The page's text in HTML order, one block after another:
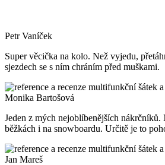
Petr Vaníček
Super věcička na kolo. Než vyjedu,
sjezdech se s ním chráním před muškami.
Monika Bartošová
Jeden z mých nejoblíbenějších nákrčníků.
běžkách i na snowboardu. Určitě je to
Jan Mareš